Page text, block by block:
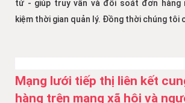
tử - giúp truy vấn và đối soát đơn hàng
kiệm thời gian quản lý. Đồng thời chúng tôi
Mạng lưới tiếp thị liên kết
hàng trên mạng xã hội và